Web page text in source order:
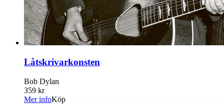
Låtskrivarkonsten
Bob Dylan
359 kr
Mer infoKöp